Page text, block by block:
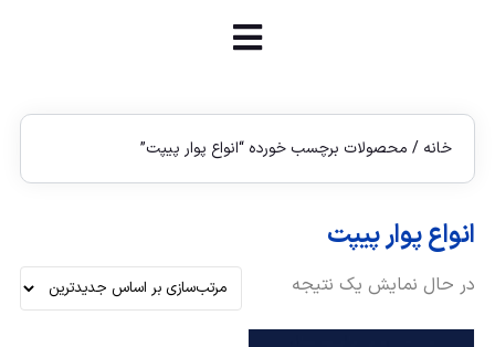
خانه / محصولات برچسب خورده “انواع پوار پیپت”
انواع پوار پیپت
در حال نمایش یک نتیجه